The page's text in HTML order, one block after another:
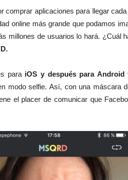
comprar aplicaciones para llegar
online más grande que podamos
millones de usuarios lo hará. ¿Cuál
para iOS y después para Android
modo selfie. Así, con una máscara
el placer de comunicar que